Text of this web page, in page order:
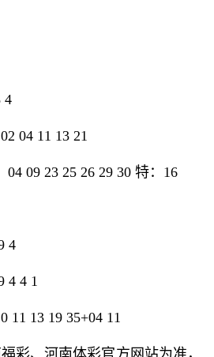
4
04 11 13 21
04 09 23 25 26 29 30 特：16
4
4 4 1
11 13 19 35+04 11